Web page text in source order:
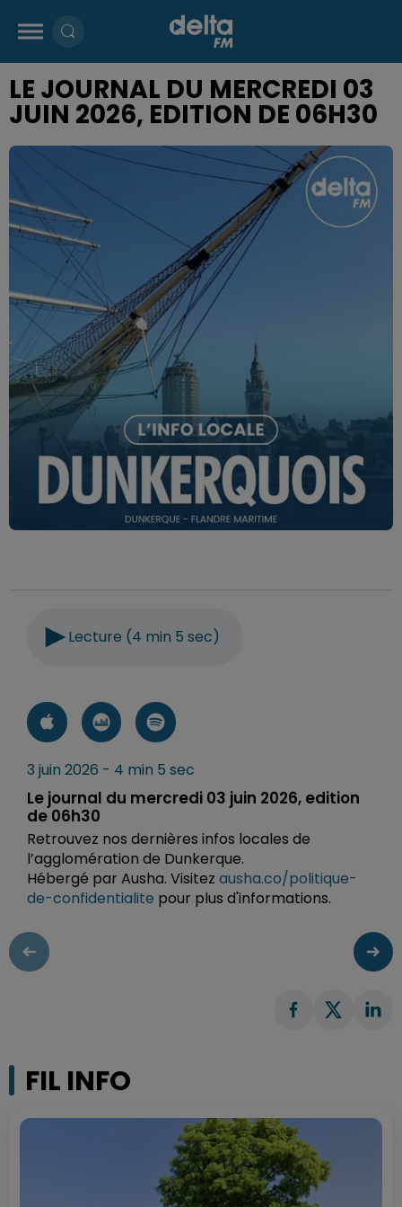
LE JOURNAL DU MERCREDI 03
JUIN 2026, EDITION DE 06H30
Lecture (4 min 5 sec)
3 juin 2026 - 4 min 5 sec
Le journal du mercredi 03 juin 2026, edition
de 06h30
Retrouvez nos dernières infos locales de
l’agglomération de Dunkerque.
Hébergé par Ausha. Visitez ausha.co/politique-
de-confidentialite pour plus d'informations.
FIL INFO